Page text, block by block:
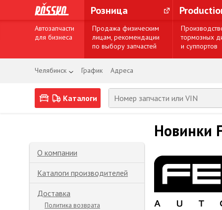
Розница
Автозапчасти
для бизнеса
Продажа физическим
лицам, рекомендации
по выбору запчастей
тормозных
и суппортов
Челябинск График Адреса
Каталоги
О компании
Каталоги производителей
Доставка
Политика возврата
Новинки